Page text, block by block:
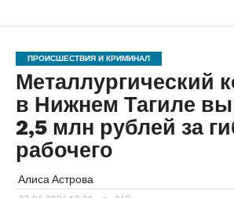
ПРОИСШЕСТВИЯ И КРИМИНАЛ
Металлургический
в Нижнем Тагиле
2,5 млн рублей за
рабочего
Алиса Астрова